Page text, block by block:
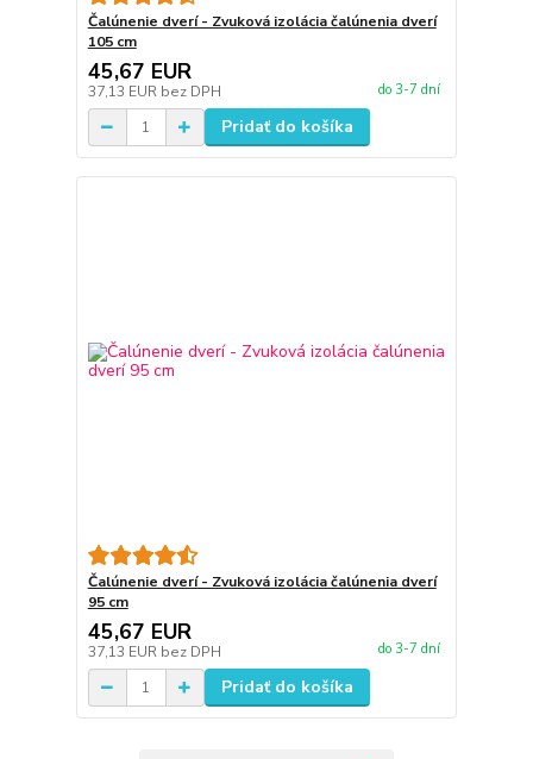
Čalúnenie dverí - Zvuková izolácia čalúnenia dverí
105 cm
45,67 EUR
37,13 EUR bez DPH do 3-7 dní
Pridať do košíka
Čalúnenie dverí - Zvuková izolácia čalúnenia dverí
95 cm
45,67 EUR
37,13 EUR bez DPH do 3-7 dní
Pridať do košíka